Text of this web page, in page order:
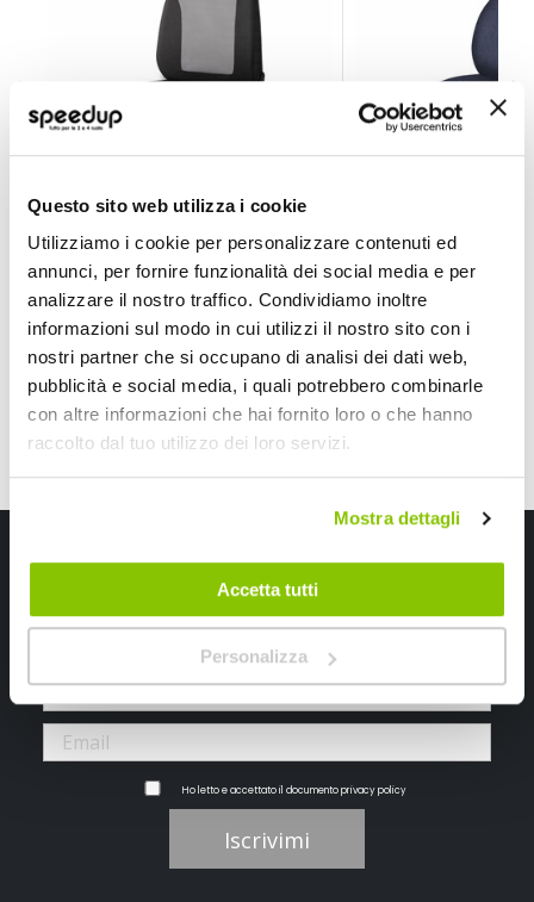
Questo sito web utilizza i cookie
Utilizziamo i cookie per personalizzare contenuti ed
annunci, per fornire funzionalità dei social media e per
analizzare il nostro traffico. Condividiamo inoltre
informazioni sul modo in cui utilizzi il nostro sito con i
nostri partner che si occupano di analisi dei dati web,
pubblicità e social media, i quali potrebbero combinarle
con altre informazioni che hai fornito loro o che hanno
raccolto dal tuo utilizzo dei loro servizi.
Mostra dettagli
Accetta tutti
Personalizza
NORRIS
Nero/grigio Universale
16,80 €
CONSEGNA IN 48H
Universale
24,75 €
CONSEGNA IN 48H
Iscriviti alla newsletter Speedup
Ricevi subito uno sconto del 10% per il tuo primo acquisto online!
Ho letto e accettato il documentoprivacy policy
Iscrivimi